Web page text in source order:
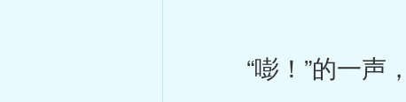
“嘭！”的一声，